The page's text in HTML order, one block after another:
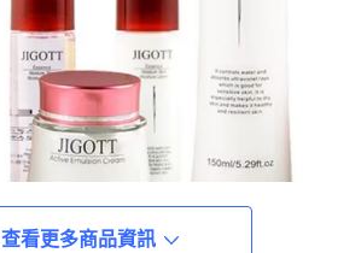
查看更多商品資訊